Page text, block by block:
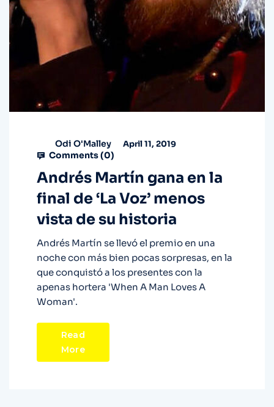
Odi O'Malley April 11, 2019
Comments (0)
Andrés Martín gana en la
final de ‘La Voz’ menos
vista de su historia
Andrés Martín se llevó el premio en una
noche con más bien pocas sorpresas, en la
que conquistó a los presentes con la
apenas hortera 'When A Man Loves A
Woman'.
Read
More